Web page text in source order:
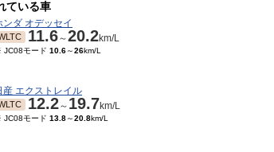
ている車
ンダ オデッセイ
11.6～20.2km/L
JC08モード 10.6～26km/L
産 エクストレイル
12.2～ 19.7km/L
JC08モード 13.8～20.8km/L